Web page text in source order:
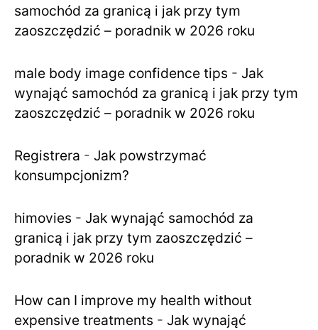
samochód za granicą i jak przy tym
zaoszczędzić – poradnik w 2026 roku
male body image confidence tips - Jak
wynająć samochód za granicą i jak przy tym
zaoszczędzić – poradnik w 2026 roku
Registrera - Jak powstrzymać
konsumpcjonizm?
himovies - Jak wynająć samochód za
granicą i jak przy tym zaoszczędzić –
poradnik w 2026 roku
How can I improve my health without
expensive treatments - Jak wynająć